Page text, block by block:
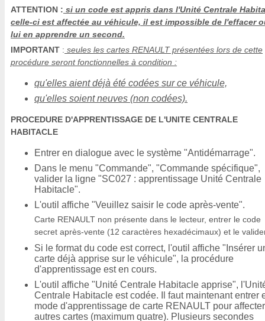
ATTENTION : si un code est appris dans l'Unité Centrale
celle-ci est affectée au véhicule, il est impossible de l'effacer
lui en apprendre un second.
IMPORTANT : seules les cartes RENAULT présentées lors de cette
procédure seront fonctionnelles à condition :
qu'elles aient déjà été codées sur ce véhicule,
qu'elles soient neuves (non codées).
PROCEDURE D'APPRENTISSAGE DE L'UNITE CENTRALE
HABITACLE
Entrer en dialogue avec le système "Antidémarrage".
Dans le menu "Commande", "Commande spécifique",
valider la ligne "SC027 : apprentissage Unité Centrale
Habitacle".
L'outil affiche "Veuillez saisir le code après-vente".
Carte RENAULT non présente dans le lecteur, entrer le code
secret après-vente (12 caractères hexadécimaux) et le
Si le format du code est correct, l'outil affiche "Insérer
carte déjà apprise sur le véhicule", la procédure
d'apprentissage est en cours.
L'outil affiche "Unité Centrale Habitacle apprise",
Centrale Habitacle est codée. Il faut maintenant entrer
mode d'apprentissage de carte RENAULT pour
autres cartes (maximum quatre). Plusieurs secondes